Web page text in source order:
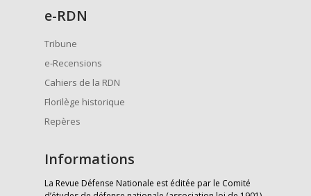
e-RDN
Tribune
e-Recensions
Cahiers de la RDN
Florilège historique
Repères
Informations
La Revue Défense Nationale est éditée par le Comité